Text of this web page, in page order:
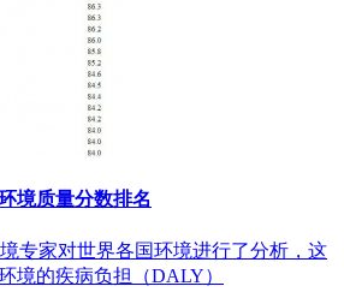
境质量分数排名
专家对世界各国环境进行了分析，这
境的疾病负担（DALY）